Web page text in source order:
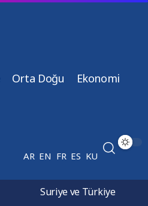
Orta Doğu Ekonomi
AR EN FR ES KU
Suriye ve Türkiye